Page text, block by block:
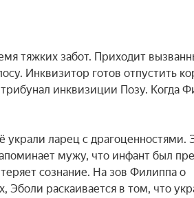
тяжких забот. Приходит
Инквизитор готов отпустить
инквизиции Позу. Когда
украли ларец с драгоценностями.
мужу, что инфант был
сознание. На зов Филиппа о
раскаивается в том, что